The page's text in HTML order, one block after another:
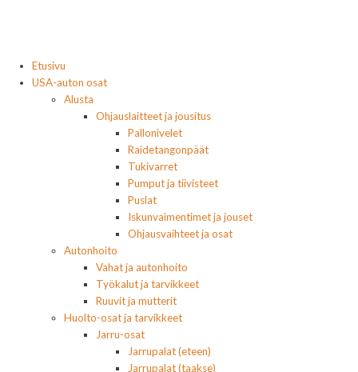
Etusivu
USA-auton osat
Alusta
Ohjauslaitteet ja jousitus
Pallonivelet
Raidetangonpäät
Tukivarret
Pumput ja tiivisteet
Puslat
Iskunvaimentimet ja jouset
Ohjausvaihteet ja osat
Autonhoito
Vahat ja autonhoito
Työkalut ja tarvikkeet
Ruuvit ja mutterit
Huolto-osat ja tarvikkeet
Jarru-osat
Jarrupalat (eteen)
Jarrupalat (taakse)